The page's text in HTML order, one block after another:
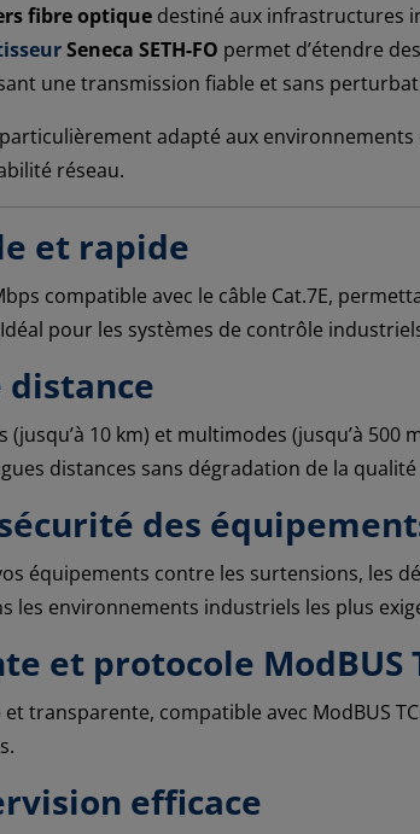
fibre optique destiné aux infrastructures
Seneca SETH-FO permet d’étendre
une transmission fiable et sans
adapté aux
réseau.
et rapide
compatible avec le câble Cat.7E,
pour les systèmes de contrôle
distance
10 km) et multimodes (jusqu’à 500
distances sans dégradation de la
des
équipements contre les surtensions, les
les environnements industriels les plus
et protocole ModBUS
transparente, compatible avec ModBUS
efficace